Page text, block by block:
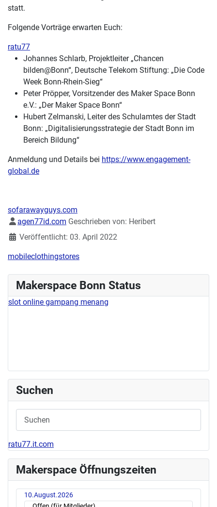
statt.
Folgende Vorträge erwarten Euch:
ratu77
Johannes Schlarb, Projektleiter „Chancen
bilden@Bonn“, Deutsche Telekom Stiftung: „Die Code
Week Bonn-Rhein-Sieg“
Peter Pröpper, Vorsitzender des Maker Space Bonn
e.V.: „Der Maker Space Bonn“
Hubert Zelmanski, Leiter des Schulamtes der Stadt
Bonn: „Digitalisierungsstrategie der Stadt Bonn im
Bereich Bildung“
Anmeldung und Details bei https://www.engagement-
global.de
sofarawayguys.com
Details
agen77id.com Geschrieben von: Heribert
Veröffentlicht: 03. April 2022
mobileclothingstores
Makerspace Bonn Status
slot online gampang menang
Suchen
ratu77.it.com
Makerspace Öffnungszeiten
10.August.2026